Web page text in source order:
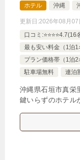
ホテル 沖縄
更新日:2026年08月07
口コミ:⭐️⭐️⭐️⭐️4.7(16
最も安い料金（1泊
プラン価格帯（1泊
駐車場無料
連泊
沖縄県石垣市真栄
鍵いらずのホテル